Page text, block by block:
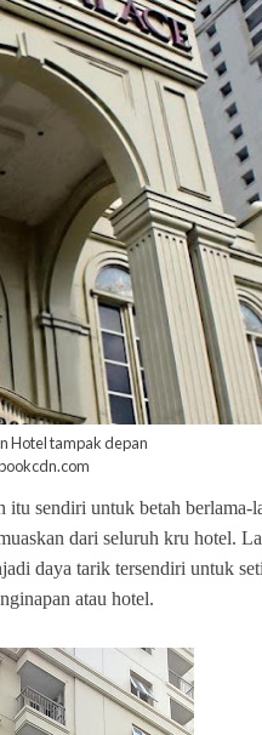
Hotel tampak depan
sendiri untuk betah berlama-
dari seluruh kru hotel.
daya tarik tersendiri untuk
atau hotel.